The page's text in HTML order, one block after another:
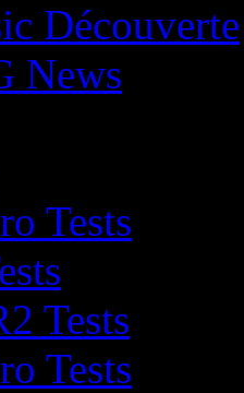
Découverte
News
Tests
Tests
Tests